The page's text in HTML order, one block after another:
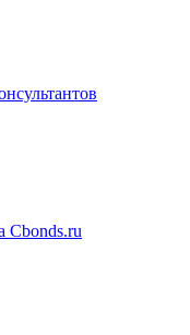
Cbonds.ru